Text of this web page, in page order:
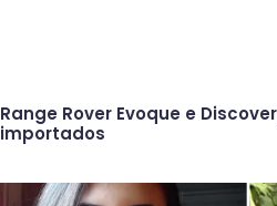
Range Rover Evoque e
importados